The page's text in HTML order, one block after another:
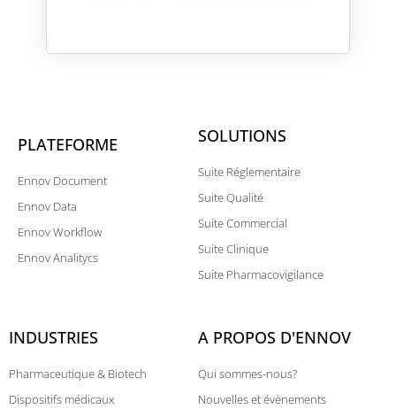
PLATEFORME
Ennov Document
Ennov Data
Ennov Workflow
Ennov Analitycs
SOLUTIONS
Suite Réglementaire
Suite Qualité
Suite Commercial
Suite Clinique
Suite Pharmacovigilance
INDUSTRIES
Pharmaceutique & Biotech
Dispositifs médicaux
A PROPOS D'ENNOV
Qui sommes-nous?
Nouvelles et évènements